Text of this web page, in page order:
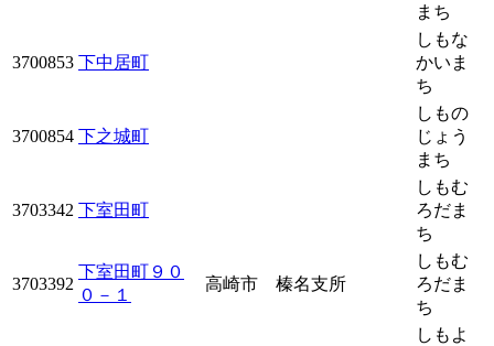
まち
3700853 下中居町
しもな
かいま
ち
3700854 下之城町
しもの
じょう
まち
3703342 下室田町
しもむ
ろだま
ち
3703392
下室田町９０
０－１
高崎市 榛名支所
しもむ
ろだま
ち
しもよ